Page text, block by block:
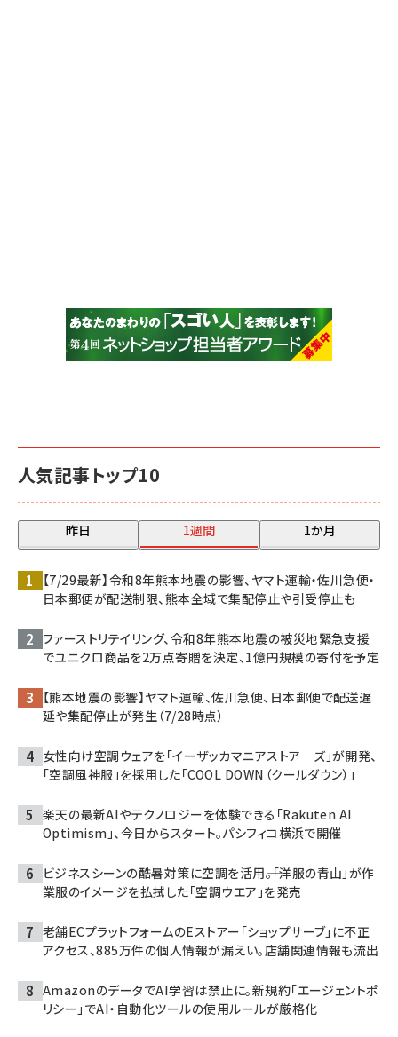
人気記事トップ10
昨日 1週間 1か月
【7/29最新】令和8年熊本地震の影響、ヤマト運輸・佐川急便・
日本郵便が配送制限、熊本全域で集配停止や引受停止も
ファーストリテイリング、令和8年熊本地震の被災地緊急支援
でユニクロ商品を2万点寄贈を決定、1億円規模の寄付を予定
【熊本地震の影響】ヤマト運輸、佐川急便、日本郵便で配送遅
延や集配停止が発生（7/28時点）
女性向け空調ウェアを「イーザッカマニアストア―ズ」が開発、
「空調風神服」を採用した「COOL DOWN（クールダウン）」
楽天の最新AIやテクノロジーを体験できる「Rakuten AI
Optimism」、今日からスタート。パシフィコ横浜で開催
ビジネスシーンの酷暑対策に空調を活用――。「洋服の青山」が作
業服のイメージを払拭した「空調ウエア」を発売
老舗ECプラットフォームのEストアー「ショップサーブ」に不正
アクセス、885万件の個人情報が漏えい。店舗関連情報も流出
AmazonのデータでAI学習は禁止に。新規約「エージェントポ
リシー」でAI・自動化ツールの使用ルールが厳格化